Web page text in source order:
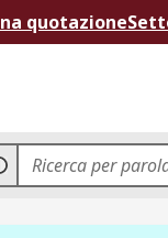
quotazione